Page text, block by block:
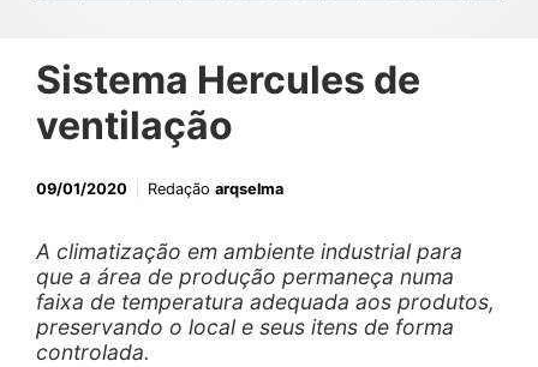
Sistema Hercules de
ventilação
09/01/2020 Redação arqselma
A climatização em ambiente industrial para
que a área de produção permaneça numa
faixa de temperatura adequada aos produtos,
preservando o local e seus itens de forma
controlada.